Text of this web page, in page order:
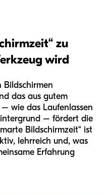
zu
wird
Bildschirmen
das aus gutem
wie das Laufenlassen
– fördert die
Bildschirmzeit“ ist
lehrreich und, was
Erfahrung